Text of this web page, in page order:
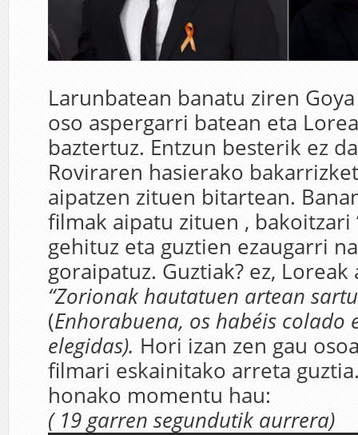
Larunbatean banatu ziren
oso aspergarri batean eta
baztertuz. Entzun besterik ez
Roviraren hasierako
aipatzen zituen bitartean.
filmak aipatu zituen , bakoitzari
gehituz eta guztien ezaugarri
goraipatuz. Guztiak? ez,
“Zorionak hautatuen artean
(Enhorabuena, os habéis colado
elegidas). Hori izan zen gau
filmari eskainitako arreta
honako momentu hau:
( 19 garren segundutik aurrera)